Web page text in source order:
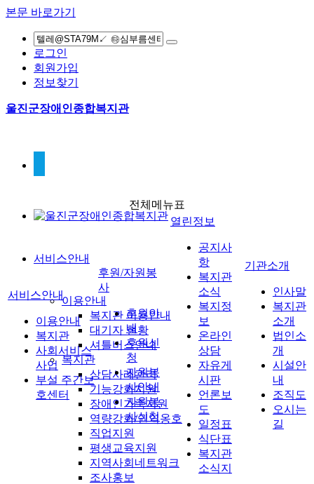
본문 바로가기
로그인
회원가입
정보찾기
울진군장애인종합복지관
서비스안내
이용안내
복지관 이용안내
대기자 현황
셔틀버스안내
복지관
상담사례관리
기능강화지원
장애인가족지원
역량강화/권익옹호
직업지원
평생교육지원
지역사회네트워크
조사홍보
전체메뉴표
서비스안내
이용안내
복지관
사회서비스
사업
부설 주간보
호센터
후원/자원봉
사
후원안
내
후원신
청
자원봉
사안내
자원봉
사신청
열린정보
공지사
항
복지관
소식
복지정
보
온라인
상담
자유게
시판
언론보
도
일정표
식단표
복지관
소식지
기관소개
인사말
복지관
소개
법인소
개
시설안
내
조직도
오시는
길